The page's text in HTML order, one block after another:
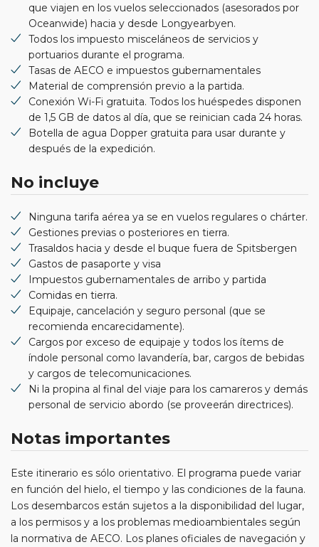
que viajen en los vuelos seleccionados (asesorados por
Oceanwide) hacia y desde Longyearbyen.
Todos los impuesto misceláneos de servicios y
portuarios durante el programa.
Tasas de AECO e impuestos gubernamentales
Material de comprensión previo a la partida.
Conexión Wi-Fi gratuita. Todos los huéspedes disponen
de 1,5 GB de datos al día, que se reinician cada 24 horas.
Botella de agua Dopper gratuita para usar durante y
después de la expedición.
No incluye
Ninguna tarifa aérea ya se en vuelos regulares o chárter.
Gestiones previas o posteriores en tierra.
Trasaldos hacia y desde el buque fuera de Spitsbergen
Gastos de pasaporte y visa
Impuestos gubernamentales de arribo y partida
Comidas en tierra.
Equipaje, cancelación y seguro personal (que se
recomienda encarecidamente).
Cargos por exceso de equipaje y todos los ítems de
índole personal como lavandería, bar, cargos de bebidas
y cargos de telecomunicaciones.
Ni la propina al final del viaje para los camareros y demás
personal de servicio abordo (se proveerán directrices).
Notas importantes
Este itinerario es sólo orientativo. El programa puede variar
en función del hielo, el tiempo y las condiciones de la fauna.
Los desembarcos están sujetos a la disponibilidad del lugar,
a los permisos y a los problemas medioambientales según
la normativa de AECO. Los planes oficiales de navegación y